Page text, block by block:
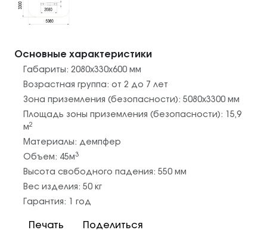
Основные характеристики
Габариты: 2080х330х600 мм
Возрастная группа: от 2 до 7 лет
Зона приземления (безопасности): 5080х3300 мм
Площадь зоны приземления (безопасности):
15,9
м2
Материалы: демпфер
Объем: 45м3
Высота свободного падения: 550мм
Вес изделия: 50 кг
Гарантия:
1 год
Печать Поделиться